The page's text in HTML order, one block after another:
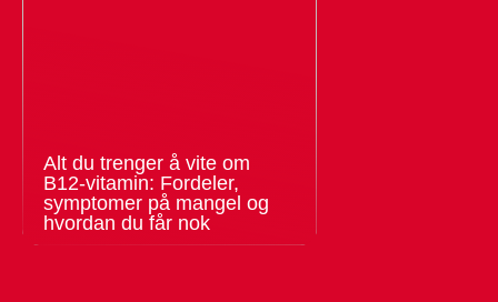
Alt du trenger å vite om
B12-vitamin: Fordeler,
symptomer på mangel og
hvordan du får nok